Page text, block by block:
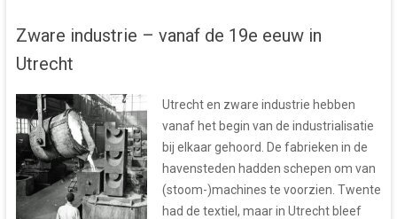
Zware industrie – vanaf de 19e eeuw in
Utrecht
Utrecht en zware industrie hebben
vanaf het begin van de industrialisatie
bij elkaar gehoord. De fabrieken in de
havensteden hadden schepen om van
(stoom-)machines te voorzien. Twente
had de textiel, maar in Utrecht bleef